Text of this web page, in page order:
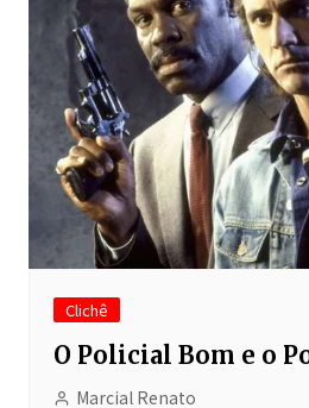
Clichê
O Policial Bom e o
Marcial Renato